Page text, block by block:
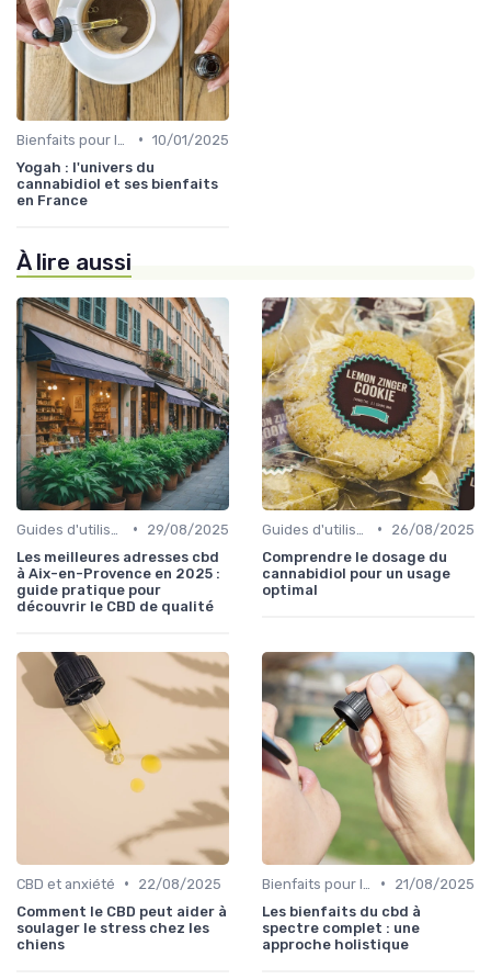
• 10/01/2025
Yogah : l'univers du
cannabidiol et ses bienfaits
en France
À lire aussi
•
29/08/2025
Les meilleures adresses cbd
à Aix-en-Provence en 2025 :
guide pratique pour
découvrir le CBD de qualité
•
26/08/2025
Comprendre le dosage du
cannabidiol pour un usage
optimal
CBD et anxiété •
22/08/2025
Comment le CBD peut aider à
soulager le stress chez les
chiens
•
21/08/2025
Les bienfaits du cbd à
spectre complet : une
approche holistique